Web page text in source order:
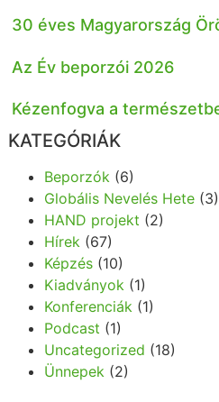
30 éves Magyarország
Az Év beporzói 2026
Kézenfogva a
KATEGÓRIÁK
Beporzók (6)
Globális Nevelés Hete(3)
HAND projekt (2)
Hírek (67)
Képzés(10)
Kiadványok (1)
Konferenciák (1)
Podcast (1)
Uncategorized (18)
Ünnepek (2)